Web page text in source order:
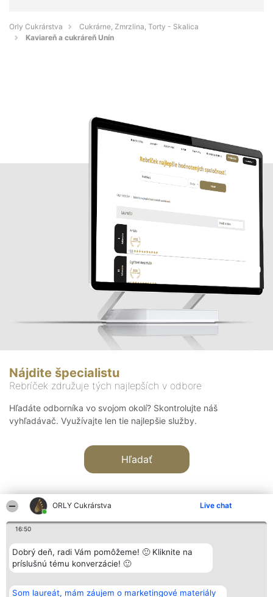
ORLY Cukrárstva Live chat
16:50
Dobrý deň, radi Vám pomôžeme! 🙂 Kliknite na
príslušnú tému konverzácie! 🙂
Som laureát, mám záujem o marketingové materiály
Orly Cukrárstva
Cukrárne, Zmrzlina, Torty - Skalica
Kaviareň a cukráreň Unín
Nájdite špecialistu
Rebríček združuje tých najlepších v odbore
Hľadáte odborníka vo svojom okolí? Skontrolujte náš
vyhľadávač. Využívajte len tie najlepšie služby.
Hľadať
Organizátor hodnotenia
Bright Side Solutions sp. z o.
o. sp. k.
Wrocław 50-079
KRS 0000749100 | Regon
Hodnotenie
Laureáti
Lista
Laureatów
Podmienky
Kontakt
Kontakt